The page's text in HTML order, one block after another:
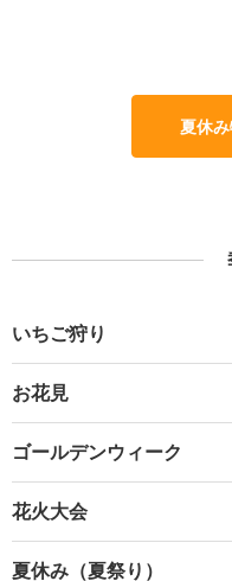
夏休
いちご狩り
お花見
ゴールデンウィーク
花火大会
夏休み（夏祭り）